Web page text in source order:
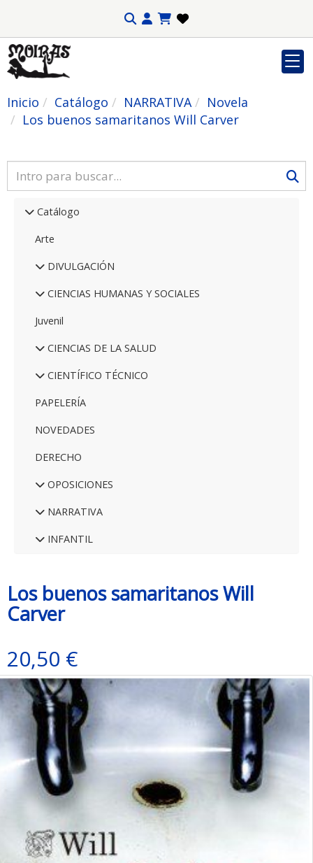
Inicio Catálogo NARRATIVA
Novela
Los buenos samaritanos Will Carver
Catálogo
Arte
DIVULGACIÓN
CIENCIAS HUMANAS Y SOCIALES
Juvenil
CIENCIAS DE LA SALUD
CIENTÍFICO TÉCNICO
PAPELERÍA
NOVEDADES
DERECHO
OPOSICIONES
NARRATIVA
INFANTIL
Los buenos samaritanos Will
Carver
20,50 €